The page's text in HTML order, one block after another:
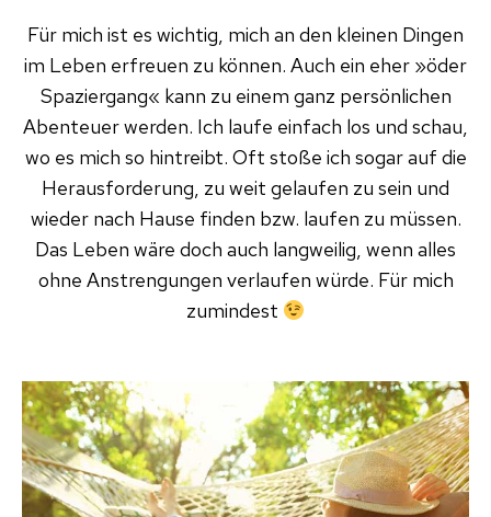
Für mich ist es wichtig, mich an den kleinen Dingen
im Leben erfreuen zu können. Auch ein eher »öder
Spaziergang« kann zu einem ganz persönlichen
Abenteuer werden. Ich laufe einfach los und schau,
wo es mich so hintreibt. Oft stoße ich sogar auf die
Herausforderung, zu weit gelaufen zu sein und
wieder nach Hause finden bzw. laufen zu müssen.
Das Leben wäre doch auch langweilig, wenn alles
ohne Anstrengungen verlaufen würde. Für mich
zumindest